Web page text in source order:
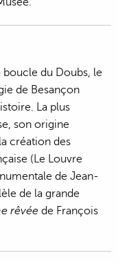
du Doubs, le
de Besançon
La plus
son origine
création des
(Le Louvre
de Jean-
de la grande
rêvée de François